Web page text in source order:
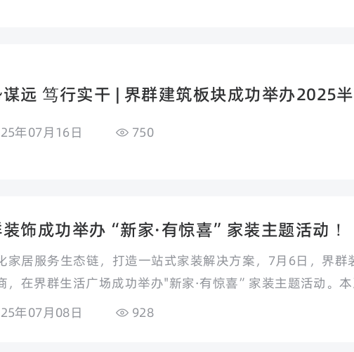
远 笃行实干 | 界群建筑板块成功举办2025
年07月16日 750
饰成功举办“新家·有惊喜”家装主题活动！
家居服务生态链，打造一站式家装解决方案，7月6日，界群
，在界群生活广场成功举办"新家·有惊喜”家装主题活动。
”为核心理念，汇聚行业资源，为业主提供省心、省时、省钱
年07月08日 928